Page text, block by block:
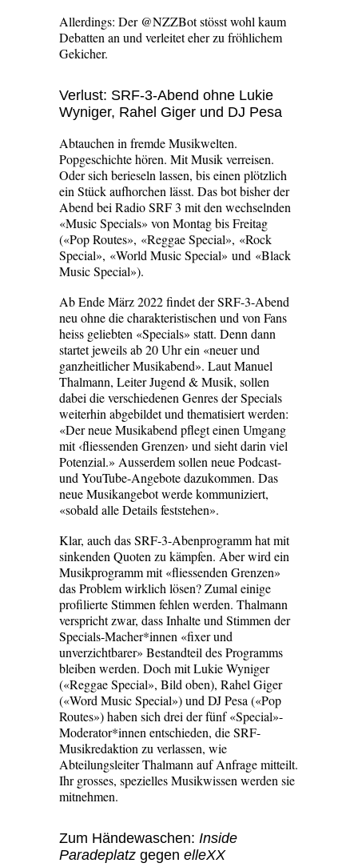
Allerdings: Der @NZZBot stösst wohl kaum
Debatten an und verleitet eher zu fröhlichem
Gekicher.
Verlust: SRF-3-Abend ohne Lukie
Wyniger, Rahel Giger und DJ Pesa
Abtauchen in fremde Musikwelten.
Popgeschichte hören. Mit Musik verreisen.
Oder sich berieseln lassen, bis einen plötzlich
ein Stück aufhorchen lässt. Das bot bisher der
Abend bei Radio SRF 3 mit den wechselnden
«Music Specials» von Montag bis Freitag
(«Pop Routes», «Reggae Special», «Rock
Special», «World Music Special» und «Black
Music Special»).
Ab Ende März 2022 findet der SRF-3-Abend
neu ohne die charakteristischen und von Fans
heiss geliebten «Specials» statt. Denn dann
startet jeweils ab 20 Uhr ein «neuer und
ganzheitlicher Musikabend». Laut Manuel
Thalmann, Leiter Jugend & Musik, sollen
dabei die verschiedenen Genres der Specials
weiterhin abgebildet und thematisiert werden:
«Der neue Musikabend pflegt einen Umgang
mit ‹fliessenden Grenzen› und sieht darin viel
Potenzial.» Ausserdem sollen neue Podcast-
und YouTube-Angebote dazukommen. Das
neue Musikangebot werde kommuniziert,
«sobald alle Details feststehen».
Klar, auch das SRF-3-Abenprogramm hat mit
sinkenden Quoten zu kämpfen. Aber wird ein
Musikprogramm mit «fliessenden Grenzen»
das Problem wirklich lösen? Zumal einige
profilierte Stimmen fehlen werden. Thalmann
verspricht zwar, dass Inhalte und Stimmen der
Specials-Macher*innen «fixer und
unverzichtbarer» Bestandteil des Programms
bleiben werden. Doch mit Lukie Wyniger
(«Reggae Special», Bild oben), Rahel Giger
(«Word Music Special») und DJ Pesa («Pop
Routes») haben sich drei der fünf «Special»-
Moderator*innen entschieden, die SRF-
Musikredaktion zu verlassen, wie
Abteilungsleiter Thalmann auf Anfrage mitteilt.
Ihr grosses, spezielles Musikwissen werden sie
mitnehmen.
Zum Händewaschen: Inside
Paradeplatz gegen elleXX